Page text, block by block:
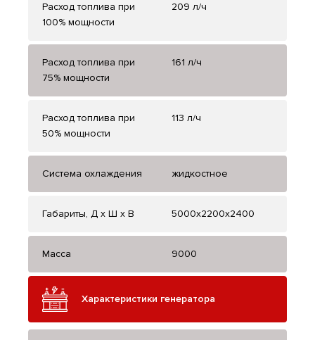
Расход топлива при
100% мощности
209 л/ч
Расход топлива при
75% мощности
161 л/ч
Расход топлива при
50% мощности
113 л/ч
Система охлаждения жидкостное
Габариты, Д x Ш x В 5000x2200x2400
Масса 9000
Характеристики генератора